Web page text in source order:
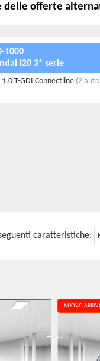
offerte
1000
I20 3ª serie
1.0 T-GDI Connectline (2
caratteristiche:
NUOVO